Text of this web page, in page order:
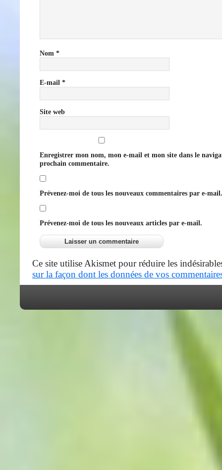
Nom *
E-mail *
Site web
Enregistrer mon nom, mon e-mail et mon site dans le
prochain commentaire.
Prévenez-moi de tous les nouveaux commentaires par e-mail.
Prévenez-moi de tous les nouveaux articles par e-mail.
Ce site utilise Akismet pour réduire les
sur la façon dont les données de vos